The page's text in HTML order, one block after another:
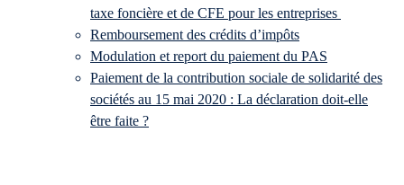
taxe foncière et de CFE pour les entreprises
Remboursement des crédits d’impôts
Modulation et report du paiement du PAS
Paiement de la contribution sociale de solidarité des
sociétés au 15 mai 2020 : La déclaration doit-elle
être faite ?